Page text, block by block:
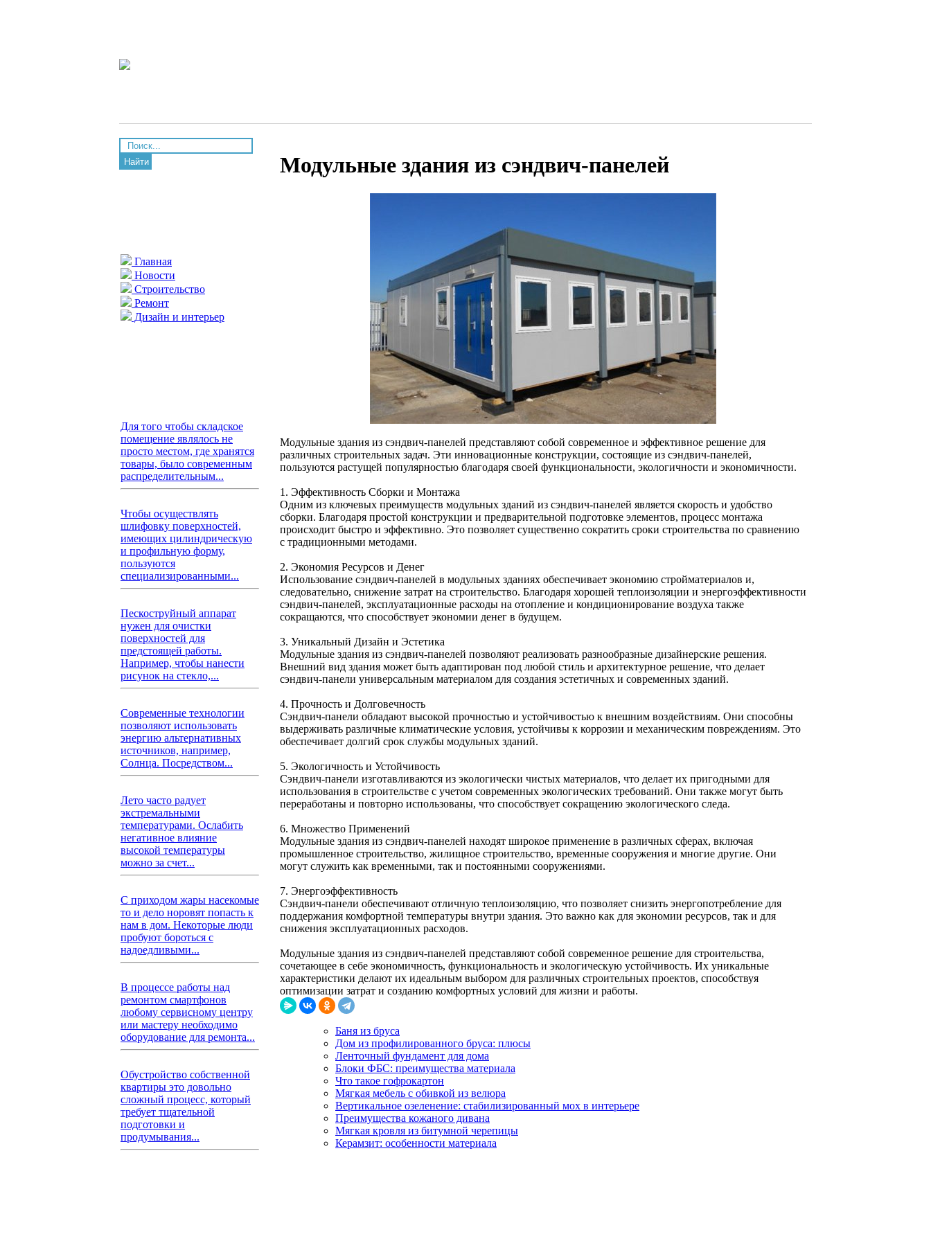
Найти
Главная
Новости
Строительство
Ремонт
Дизайн и интерьер
Для того чтобы складское
помещение являлось не
просто местом, где хранятся
товары, было современным
распределительным...
Чтобы осуществлять
шлифовку поверхностей,
имеющих цилиндрическую
и профильную форму,
пользуются
специализированными...
Пескоструйный аппарат
нужен для очистки
поверхностей для
предстоящей работы.
Например, чтобы нанести
рисунок на стекло,...
Современные технологии
позволяют использовать
энергию альтернативных
источников, например,
Солнца. Посредством...
Лето часто радует
экстремальными
температурами. Ослабить
негативное влияние
высокой температуры
можно за счет...
С приходом жары насекомые
то и дело норовят попасть к
нам в дом. Некоторые люди
пробуют бороться с
надоедливыми...
В процессе работы над
ремонтом смартфонов
любому сервисному центру
или мастеру необходимо
оборудование для ремонта...
Обустройство собственной
квартиры это довольно
сложный процесс, который
требует тщательной
подготовки и
продумывания...
Модульные здания из сэндвич-панелей
Модульные здания из сэндвич-панелей представляют собой современное и эффективное решение для
различных строительных задач. Эти инновационные конструкции, состоящие из сэндвич-панелей,
пользуются растущей популярностью благодаря своей функциональности, экологичности и экономичности.
1. Эффективность Сборки и Монтажа
Одним из ключевых преимуществ модульных зданий из сэндвич-панелей является скорость и удобство
сборки. Благодаря простой конструкции и предварительной подготовке элементов, процесс монтажа
происходит быстро и эффективно. Это позволяет существенно сократить сроки строительства по сравнению
с традиционными методами.
2. Экономия Ресурсов и Денег
Использование сэндвич-панелей в модульных зданиях обеспечивает экономию стройматериалов и,
следовательно, снижение затрат на строительство. Благодаря хорошей теплоизоляции и энергоэффективности
сэндвич-панелей, эксплуатационные расходы на отопление и кондиционирование воздуха также
сокращаются, что способствует экономии денег в будущем.
3. Уникальный Дизайн и Эстетика
Модульные здания из сэндвич-панелей позволяют реализовать разнообразные дизайнерские решения.
Внешний вид здания может быть адаптирован под любой стиль и архитектурное решение, что делает
сэндвич-панели универсальным материалом для создания эстетичных и современных зданий.
4. Прочность и Долговечность
Сэндвич-панели обладают высокой прочностью и устойчивостью к внешним воздействиям. Они способны
выдерживать различные климатические условия, устойчивы к коррозии и механическим повреждениям. Это
обеспечивает долгий срок службы модульных зданий.
5. Экологичность и Устойчивость
Сэндвич-панели изготавливаются из экологически чистых материалов, что делает их пригодными для
использования в строительстве с учетом современных экологических требований. Они также могут быть
переработаны и повторно использованы, что способствует сокращению экологического следа.
6. Множество Применений
Модульные здания из сэндвич-панелей находят широкое применение в различных сферах, включая
промышленное строительство, жилищное строительство, временные сооружения и многие другие. Они
могут служить как временными, так и постоянными сооружениями.
7. Энергоэффективность
Сэндвич-панели обеспечивают отличную теплоизоляцию, что позволяет снизить энергопотребление для
поддержания комфортной температуры внутри здания. Это важно как для экономии ресурсов, так и для
снижения эксплуатационных расходов.
Модульные здания из сэндвич-панелей представляют собой современное решение для строительства,
сочетающее в себе экономичность, функциональность и экологическую устойчивость. Их уникальные
характеристики делают их идеальным выбором для различных строительных проектов, способствуя
оптимизации затрат и созданию комфортных условий для жизни и работы.
Баня из бруса
Дом из профилированного бруса: плюсы
Ленточный фундамент для дома
Блоки ФБС: преимущества материала
Что такое гофрокартон
Мягкая мебель с обивкой из велюра
Вертикальное озеленение: стабилизированный мох в интерьере
Преимущества кожаного дивана
Мягкая кровля из битумной черепицы
Керамзит: особенности материала